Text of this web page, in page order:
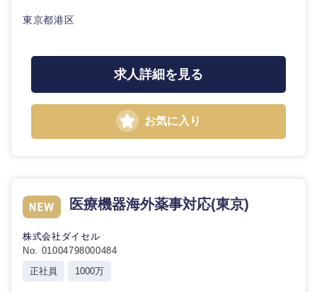
ル
不動産専
建設・施
サービス
栃木県
千葉県 東京都
神奈川県
東京都港区
求人詳細を見る
お気に入り
医療機器海外薬事対応(東京)
株式会社ダイセル
No. 01004798000484
正社員
1000万